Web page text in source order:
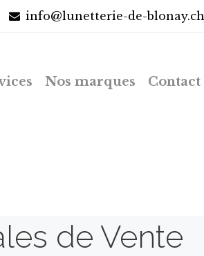
info@lunetterie-de-blonay.ch
Nos marques Contact
de Vente